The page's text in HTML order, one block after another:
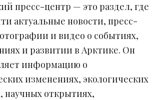
пресс-центр — это раздел, где
актуальные новости, пресс-
и видео о событиях,
и развитии в Арктике. Он
информацию о
изменениях, экологических
научных открытиях,